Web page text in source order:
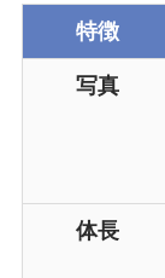
特徴
写真
体長